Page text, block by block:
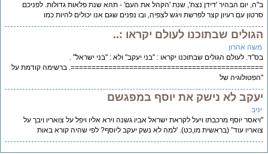
יום הבהיר 'דידן נצח', שנת 'הקהל את העם' - תהא שנת פלאות גדולות. לפניכם
עם רעיון קצר לפרשת ויגש לצפיה, ובו נפנים שגם אנו יכולים להיות כמו
שבתוכנו לעולם יקראו :..
אהרון
לעולם הגולים שבתוכנו יקראו : "בני יעקב" ולא : "בני ישראל" .
ברשימה קודמת על
של
לא נישק את יוסף במפגשם
יוסף מרכבתו ויעל לקראת ישראל אביו גשנה וירא אליו ויפל על צואריו ויבך על
עוד” (בראשית מו,כט). 'למה לא נשק יעקב ליוסף? לפי שהיה קורא באות